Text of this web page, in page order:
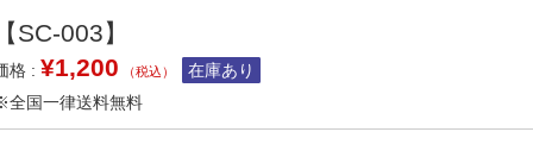
SC-003】
格 : ¥1,200 （税込）
在庫あり
国一律送料無料